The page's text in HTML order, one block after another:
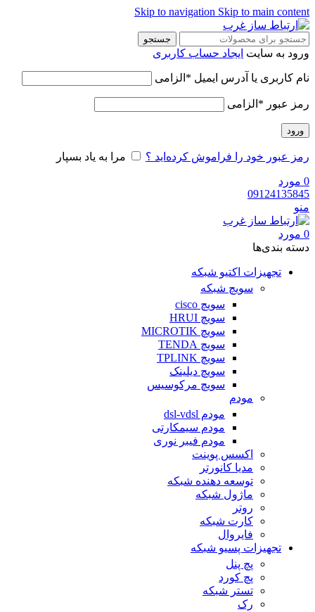
Skip to navigation Skip to main content
جستجو
ورود به سایت ایجاد حساب کاربری
نام کاربری یا آدرس ایمیل * الزامی
رمز عبور * الزامی
ورود
رمز عبور خود را فراموش کرده‌اید ؟ مرا به یاد بسپار
0 مورد
09124135845
منو
0 مورد
دسته‌ بندی‌ها
تجهیزات اکتیو شبکه
سویچ شبکه
سویچ cisco
سویچ HRUI
سویچ MICROTIK
سویچ TENDA
سویچ TPLINK
سویچ دیلینک
سویچ مرکوسیس
مودم
مودم dsl-vdsl
مودم سیمکارتی
مودم فیبر نوری
اکسس پوینت
مدیا کانورتر
توسعه دهنده شبکه
ماژول شبکه
روتر
کارت شبکه
فایروال
تجهیزات پسیو شبکه
پچ پنل
پچ کورد
تستر شبکه
رک